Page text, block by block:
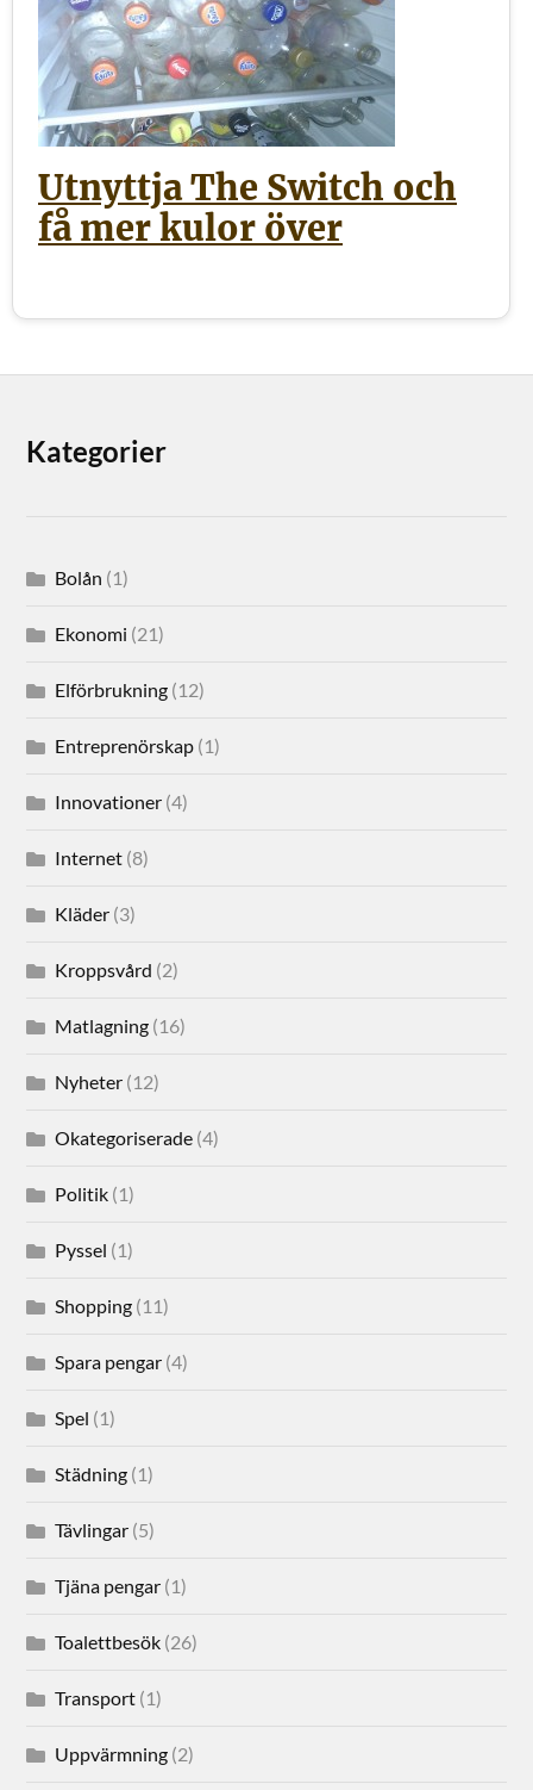
Utnyttja The Switch och
få mer kulor över
Kategorier
Bolån (1)
Ekonomi (21)
Elförbrukning (12)
Entreprenörskap (1)
Innovationer (4)
Internet (8)
Kläder (3)
Kroppsvård (2)
Matlagning (16)
Nyheter (12)
Okategoriserade (4)
Politik (1)
Pyssel (1)
Shopping (11)
Spara pengar (4)
Spel (1)
Städning (1)
Tävlingar (5)
Tjäna pengar (1)
Toalettbesök (26)
Transport (1)
Uppvärmning (2)